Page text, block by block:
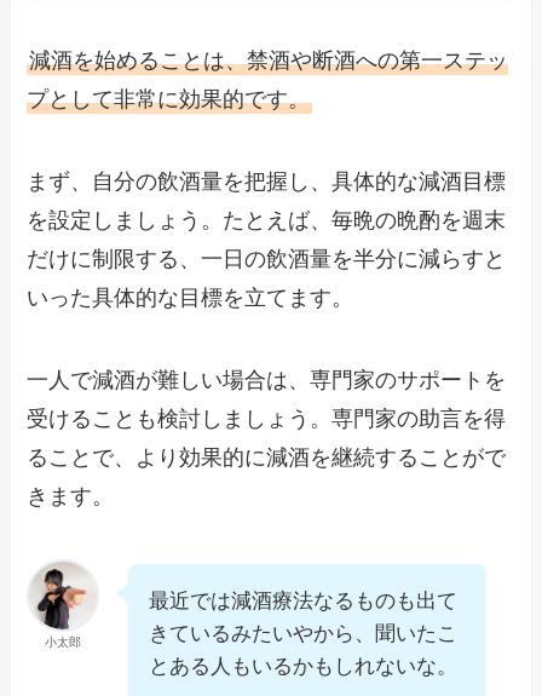
減酒を始めることは、禁酒や断酒への第一ステッ
プとして非常に効果的です。
まず、自分の飲酒量を把握し、具体的な減酒目標
を設定しましょう。たとえば、毎晩の晩酌を週末
だけに制限する、一日の飲酒量を半分に減らすと
いった具体的な目標を立てます。
一人で減酒が難しい場合は、専門家のサポートを
受けることも検討しましょう。専門家の助言を得
ることで、より効果的に減酒を継続することがで
きます。
小太郎
最近では減酒療法なるものも出て
きているみたいやから、聞いたこ
とある人もいるかもしれないな。